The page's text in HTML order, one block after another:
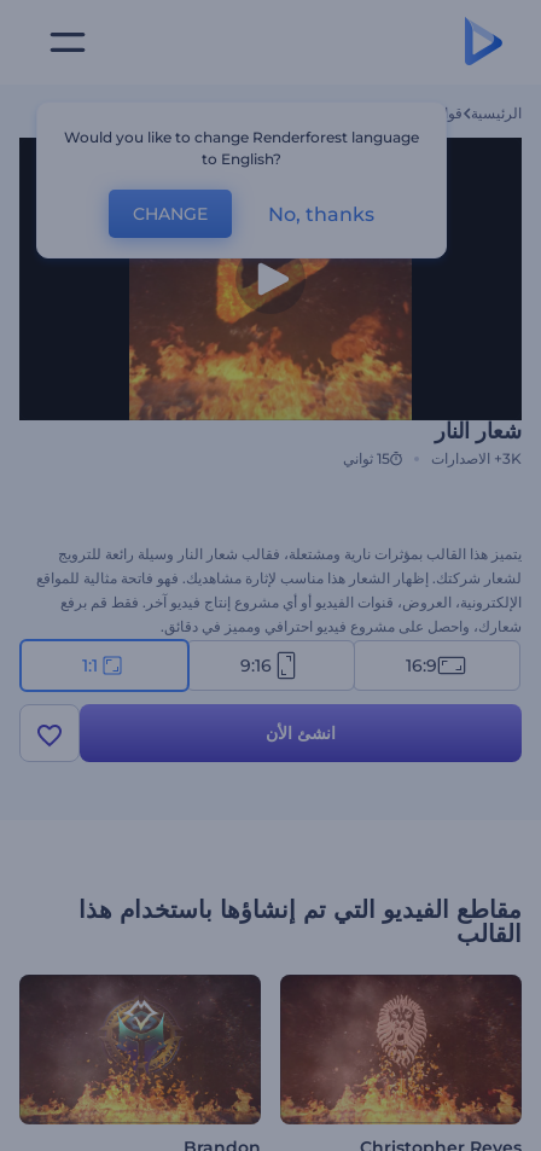
الرئيسية قوالب
شعار النار
3K+ الاصدارات 15 ثواني
يتميز هذا القالب بمؤثرات نارية ومشتعلة، فقالب شعار النار وسيلة رائعة للترويج
لشعار شركتك. إظهار الشعار هذا مناسب لإثارة مشاهديك. فهو فاتحة مثالية للمواقع
الإلكترونية، العروض، قنوات الفيديو أو أي مشروع إنتاج فيديو آخر. فقط قم برفع
شعارك، واحصل على مشروع فيديو احترافي ومميز في دقائق.
16:9
9:16
1:1
انشئ الأن
مقاطع الفيديو التي تم إنشاؤها باستخدام هذا
القالب
Would you like to change Renderforest language
to English?
CHANGE No, thanks